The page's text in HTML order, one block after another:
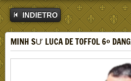
INDIETRO
MINH SƯ LUCA DE TOFFOL 6° DANG